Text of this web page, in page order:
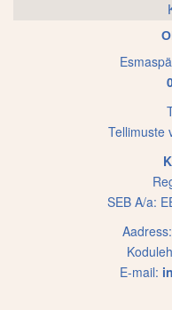
Tellimuste
SEB A/a:
Aadress:
E-mail: